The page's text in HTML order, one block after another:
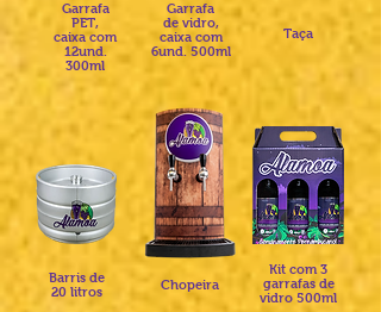
Garrafa
PET,
caixa com
12und.
300ml​​
Garrafa
de vidro,
caixa com
6und. 500ml
Taça
Barris de
20 litros
Chopeira
Kit com 3
garrafas de
vidro 500ml